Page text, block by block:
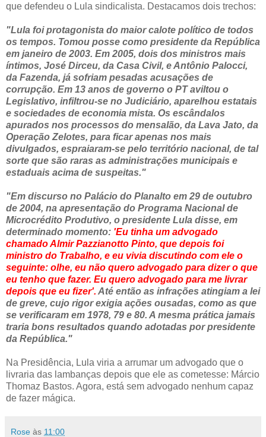
que defendeu o Lula sindicalista. Destacamos dois trechos:
"Lula foi protagonista do maior calote político de todos
os tempos. Tomou posse como presidente da República
em janeiro de 2003. Em 2005, dois dos ministros mais
íntimos, José Dirceu, da Casa Civil, e Antônio Palocci,
da Fazenda, já sofriam pesadas acusações de
corrupção. Em 13 anos de governo o PT aviltou o
Legislativo, infiltrou-se no Judiciário, aparelhou estatais
e sociedades de economia mista. Os escândalos
apurados nos processos do mensalão, da Lava Jato, da
Operação Zelotes, para ficar apenas nos mais
divulgados, espraiaram-se pelo território nacional, de tal
sorte que são raras as administrações municipais e
estaduais acima de suspeitas."
"Em discurso no Palácio do Planalto em 29 de outubro
de 2004, na apresentação do Programa Nacional de
Microcrédito Produtivo, o presidente Lula disse, em
determinado momento: 'Eu tinha um advogado
chamado Almir Pazzianotto Pinto, que depois foi
ministro do Trabalho, e eu vivia discutindo com ele o
seguinte: olhe, eu não quero advogado para dizer o que
eu tenho que fazer. Eu quero advogado para me livrar
depois que eu fizer'. Até então as infrações atingiam a lei
de greve, cujo rigor exigia ações ousadas, como as que
se verificaram em 1978, 79 e 80. A mesma prática jamais
traria bons resultados quando adotadas por presidente
da República."
Na Presidência, Lula viria a arrumar um advogado que o
livraria das lambanças depois que ele as cometesse: Márcio
Thomaz Bastos. Agora, está sem advogado nenhum capaz
de fazer mágica.
Rose às 11:00